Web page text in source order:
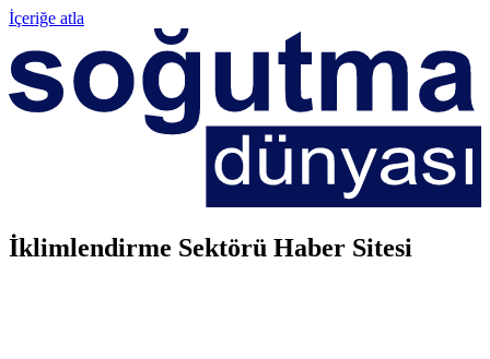
İçeriğe atla
İklimlendirme Sektörü Haber Sitesi